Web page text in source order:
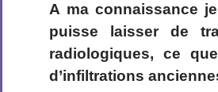
A ma connaissance
puisse laisser de
radiologiques, ce
d’infiltrations